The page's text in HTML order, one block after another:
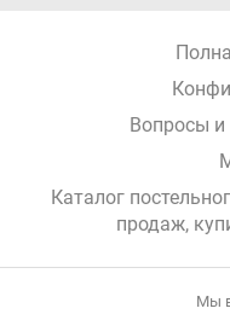
Вопросы и
Каталог
продаж,
Мы